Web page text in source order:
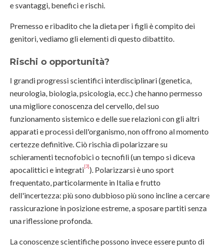
e svantaggi, benefici e rischi.
Premesso e ribadito che la dieta per i figli è compito dei
genitori, vediamo gli elementi di questo dibattito.
Rischi o opportunità?
I grandi progressi scientifici interdisciplinari (genetica,
neurologia, biologia, psicologia, ecc.) che hanno permesso
una migliore conoscenza del cervello, del suo
funzionamento sistemico e delle sue relazioni con gli altri
apparati e processi dell'organismo, non offrono al momento
certezze definitive. Ciò rischia di polarizzare su
schieramenti tecnofobici o tecnofili (un tempo si diceva
apocalittici e integrati[3]). Polarizzarsi è uno sport
frequentato, particolarmente in Italia e frutto
dell'incertezza: più sono dubbioso più sono incline a cercare
rassicurazione in posizione estreme, a sposare partiti senza
una riflessione profonda.
La conoscenze scientifiche possono invece essere punto di